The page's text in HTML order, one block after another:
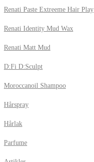
Renati Paste Extreeme Hair Play
Renati Identity Mud Wax
Renati Matt Mud
D:Fi D:Sculpt
Moroccanoil Shampoo
Hårspray
Hårlak
Parfume